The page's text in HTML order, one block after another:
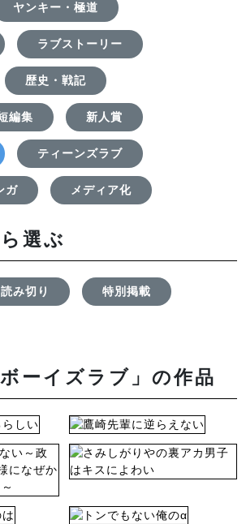
ヤンキー・極道
ラブストーリー
歴史・戦記
編集 新人賞
ティーンズラブ
ガ メディア化
選ぶ
読み切り 特別掲載
ーイズラブ」の作品